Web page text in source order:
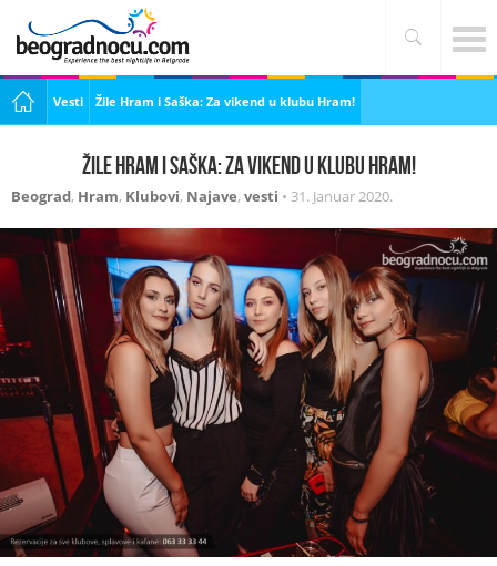
Vesti Žile Hram i Saška: Za vikend u klubu Hram!
Žile Hram i Saška: Za vikend u klubu Hram!
Beograd, Hram, Klubovi, Najave, vesti • 31. Januar 2020.